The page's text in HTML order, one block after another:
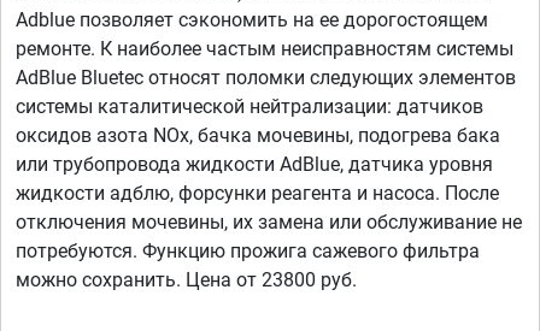
Adblue позволяет сэкономить на ее дорогостоящем
ремонте. К наиболее частым неисправностям системы
AdBlue Bluetec относят поломки следующих элементов
системы каталитической нейтрализации: датчиков
оксидов азота NOx, бачка мочевины, подогрева бака
или трубопровода жидкости AdBlue, датчика уровня
жидкости адблю, форсунки реагента и насоса. После
отключения мочевины, их замена или обслуживание не
потребуются. Функцию прожига сажевого фильтра
можно сохранить. Цена от 23800 руб.